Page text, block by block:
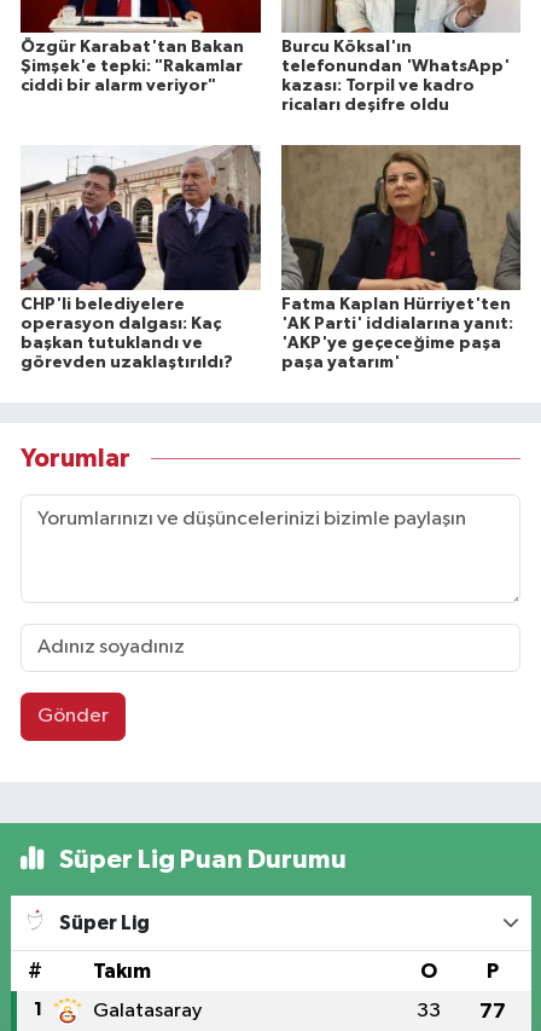
Özgür Karabat'tan Bakan
Şimşek'e tepki: "Rakamlar
ciddi bir alarm veriyor"
Burcu Köksal'ın
telefonundan 'WhatsApp'
kazası: Torpil ve kadro
ricaları deşifre oldu
CHP'li belediyelere
operasyon dalgası: Kaç
başkan tutuklandı ve
görevden uzaklaştırıldı?
Fatma Kaplan Hürriyet'ten
'AK Parti' iddialarına yanıt:
'AKP'ye geçeceğime paşa
paşa yatarım'
Yorumlar
Gönder
Süper Lig Puan Durumu
Süper Lig
# Takım O P
1 Galatasaray 33 77